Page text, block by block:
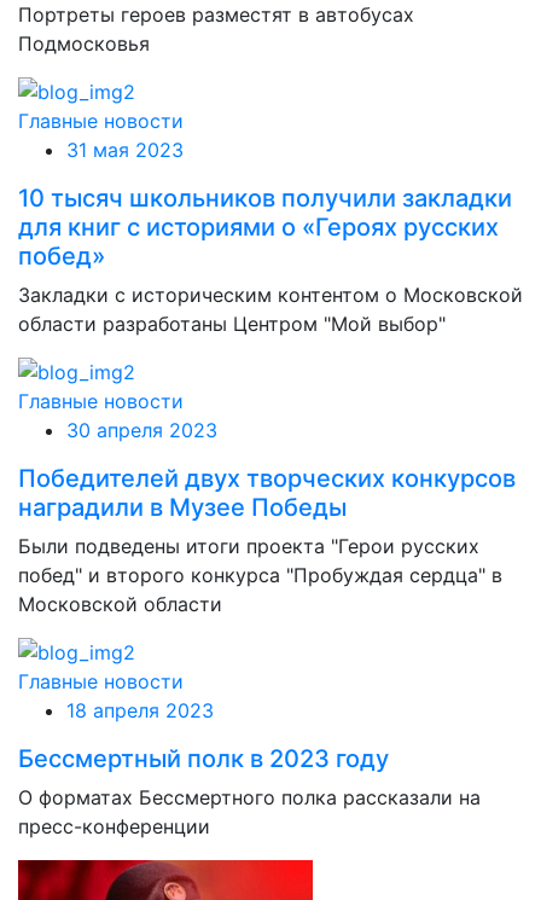
Портреты героев разместят в автобусах
Подмосковья
Главные новости
31 мая 2023
10 тысяч школьников получили закладки
для книг с историями о «Героях русских
побед»
Закладки с историческим контентом о Московской
области разработаны Центром "Мой выбор"
Главные новости
30 апреля 2023
Победителей двух творческих конкурсов
наградили в Музее Победы
Были подведены итоги проекта "Герои русских
побед" и второго конкурса "Пробуждая сердца" в
Московской области
Главные новости
18 апреля 2023
Бессмертный полк в 2023 году
О форматах Бессмертного полка рассказали на
пресс-конференции